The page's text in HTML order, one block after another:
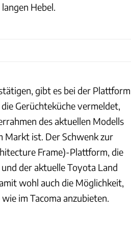
Hebel.
gibt es bei der Plattform
Gerüchteküche vermeldet,
des aktuellen Modells
Markt ist. Der Schwenk zur
Frame)-Plattform, die
und der aktuelle Toyota Land
wohl auch die Möglichkeit,
im Tacoma anzubieten.